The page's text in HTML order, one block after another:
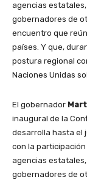
agencias
gobernadores de
encuentro que
países. Y que,
postura regional
Naciones Unidas
El gobernador
inaugural de la
desarrolla hasta el
con la
agencias
gobernadores de